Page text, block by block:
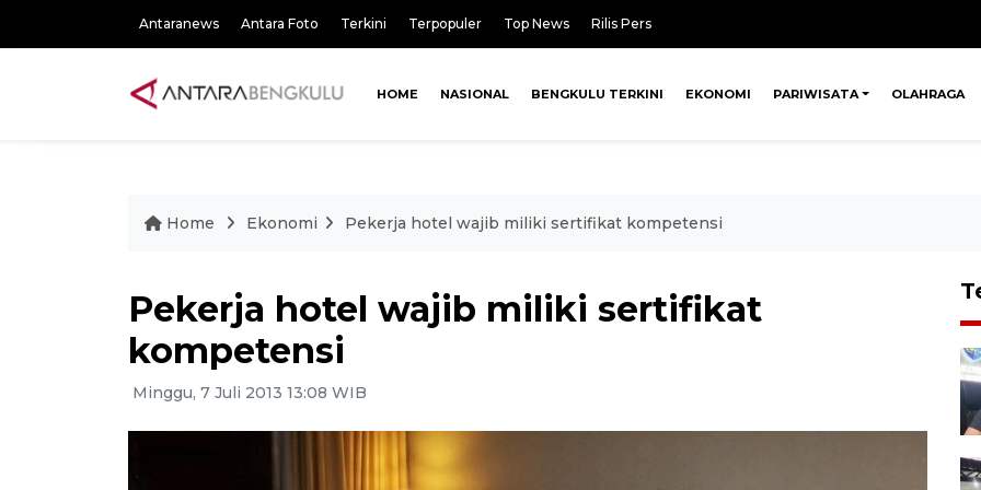
Antaranews Antara Foto Terkini Terpopuler Top News Rilis Pers
HOME NASIONAL BENGKULU TERKINI EKONOMI PARIWISATA OLAHRAGA
Home Ekonomi Pekerja hotel wajib miliki sertifikat kompetensi
Pekerja hotel wajib miliki sertifikat
kompetensi
Minggu, 7 Juli 2013 13:08 WIB